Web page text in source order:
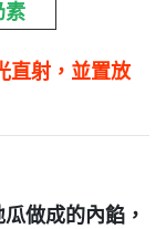
素
直射，並置放
做成的內餡，